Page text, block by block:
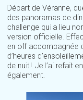
Départ de Véranne,
des panoramas de
challenge qui a lieu
version officielle.
en off accompagnée
d’heures
de nuit ! Je l’ai refait
également.